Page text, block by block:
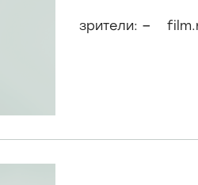
зрители: –